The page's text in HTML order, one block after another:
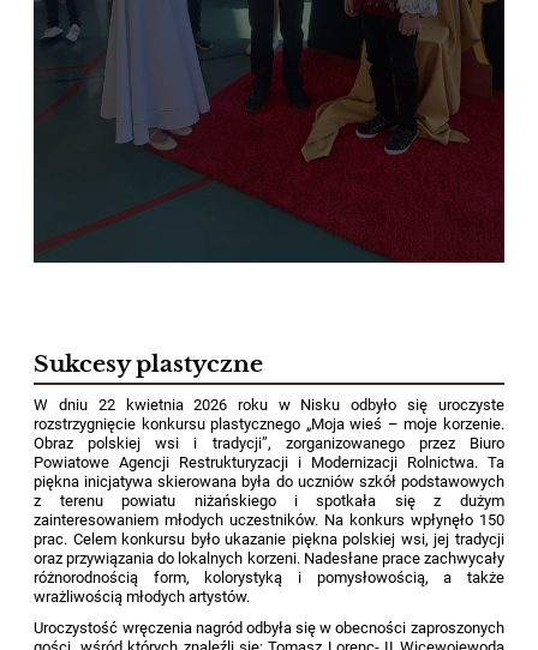
Sukcesy plastyczne
W dniu 22 kwietnia 2026 roku w Nisku odbyło się uroczyste
rozstrzygnięcie konkursu plastycznego „Moja wieś – moje korzenie.
Obraz polskiej wsi i tradycji”, zorganizowanego przez Biuro
Powiatowe Agencji Restrukturyzacji i Modernizacji Rolnictwa. Ta
piękna inicjatywa skierowana była do uczniów szkół podstawowych
z terenu powiatu niżańskiego i spotkała się z dużym
zainteresowaniem młodych uczestników. Na konkurs wpłynęło 150
prac. Celem konkursu było ukazanie piękna polskiej wsi, jej tradycji
oraz przywiązania do lokalnych korzeni. Nadesłane prace zachwycały
różnorodnością form, kolorystyką i pomysłowością, a także
wrażliwością młodych artystów.
Uroczystość wręczenia nagród odbyła się w obecności zaproszonych